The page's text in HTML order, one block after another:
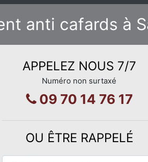
anti cafards à
APPELEZ NOUS 7/7
Numéro non surtaxé
09 70 14 76 17
OU ÊTRE RAPPELÉ